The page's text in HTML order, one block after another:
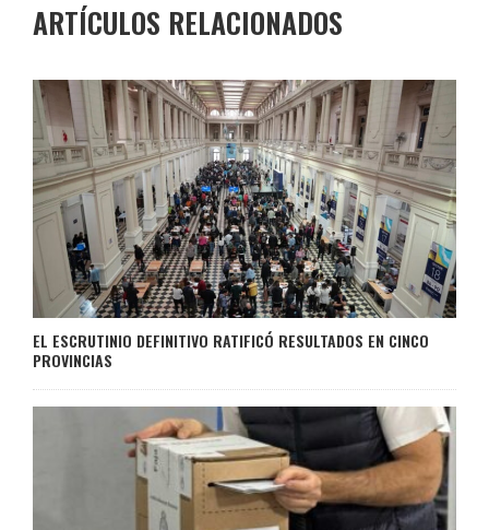
ARTÍCULOS RELACIONADOS
EL ESCRUTINIO DEFINITIVO RATIFICÓ RESULTADOS EN CINCO
PROVINCIAS